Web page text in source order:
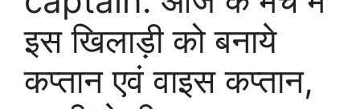
इस खिलाड़ी को बनाये
कप्तान एवं वाइस कप्तान,